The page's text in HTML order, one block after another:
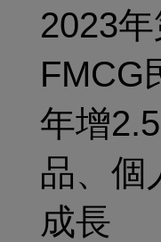
2023
FMCG
年增
品、個
成長